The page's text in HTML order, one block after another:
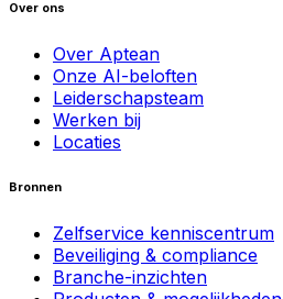
Over ons
Over Aptean
Onze AI-beloften
Leiderschapsteam
Werken bij
Locaties
Bronnen
Zelfservice kenniscentrum
Beveiliging & compliance
Branche-inzichten